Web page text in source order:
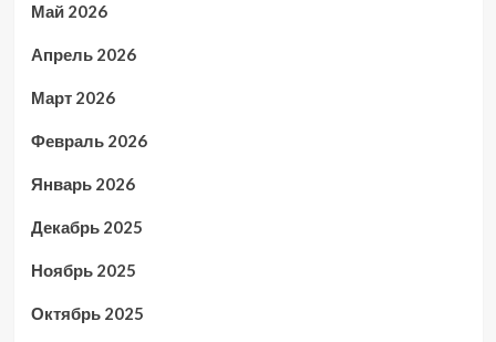
Май 2026
Апрель 2026
Март 2026
Февраль 2026
Январь 2026
Декабрь 2025
Ноябрь 2025
Октябрь 2025